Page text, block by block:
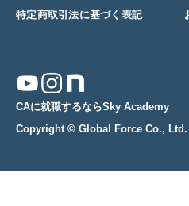
特定商取引法に基づく表記
CAに就職するならSky Academy
Copyright © Global Force Co., Ltd.